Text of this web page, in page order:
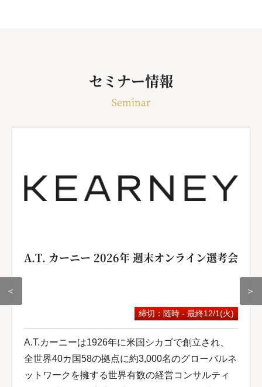
セミナー情報
Seminar
＜
A.T. カーニー 2026年 週末オンライン選考会
締切：随時 - 最終12/1(火)
A.T.カーニーは1926年に米国シカゴで創立され、
全世界40カ国58の拠点に約3,000名のグローバルネ
ットワークを擁する世界有数の経営コンサルティ
＞